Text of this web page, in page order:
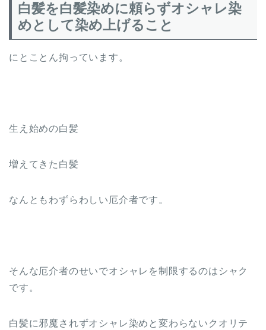
白髪を白髪染めに頼らずオシャレ染
めとして染め上げること
にとことん拘っています。
生え始めの白髪
増えてきた白髪
なんともわずらわしい厄介者です。
そんな厄介者のせいでオシャレを制限するのはシャク
です。
白髪に邪魔されずオシャレ染めと変わらないクオリテ